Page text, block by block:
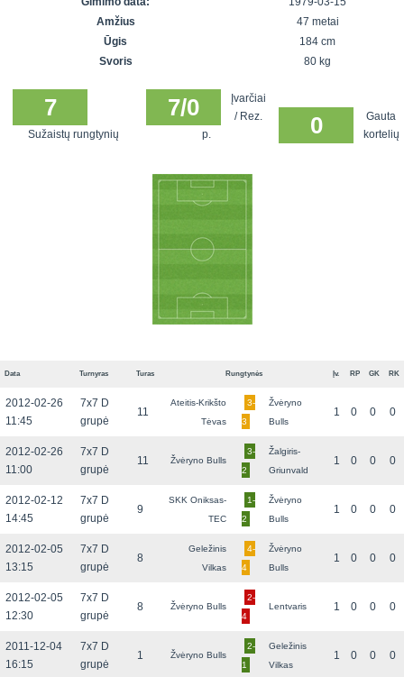
SFL rudens
Snaigės taurė
čempionatas
Vilnius
Amžius
47 metai
Ūgis
184 cm
Svoris
80 kg
7
Sužaistų rungtynių
7/0
Įvarčiai
/ Rez.
p.
0
Gauta
kortelių
Data Turnyras Turas Rungtynės Įv. RP GK RK
2012-02-26
11:45
7x7 D
grupė
11
Ateitis-Krikšto
Tėvas
3-
3
Žvėryno
Bulls
1 0 0 0
2012-02-26
11:00
7x7 D
grupė
11 Žvėryno Bulls
3-
2
Žalgiris-
Griunvald
1 0 0 0
2012-02-12
14:45
7x7 D
grupė
9
SKK Oniksas-
TEC
1-
2
Žvėryno
Bulls
1 0 0 0
2012-02-05
13:15
7x7 D
grupė
8
Geležinis
Vilkas
4-
4
Žvėryno
Bulls
1 0 0 0
2012-02-05
12:30
7x7 D
grupė
8 Žvėryno Bulls
2-
4
Lentvaris 1 0 0 0
2011-12-04
16:15
7x7 D
grupė
1 Žvėryno Bulls
2-
1
Geležinis
Vilkas
1 0 0 0